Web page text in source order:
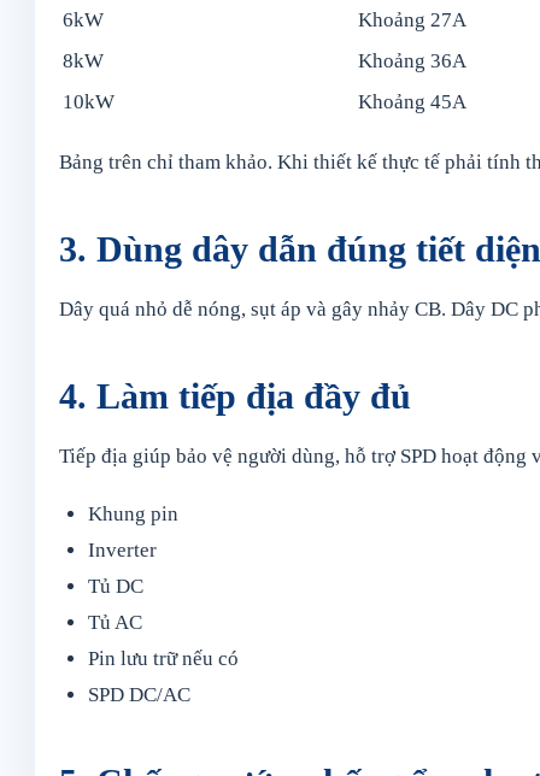
6kW
Khoảng 27A
8kW
Khoảng 36A
10kW
Khoảng 45A
Bảng trên chỉ tham khảo. Khi thiết kế thực tế phải tính
3. Dùng dây dẫn đúng tiết diện
Dây quá nhỏ dễ nóng, sụt áp và gây nhảy CB. Dây DC
4. Làm tiếp địa đầy đủ
Tiếp địa giúp bảo vệ người dùng, hỗ trợ SPD hoạt
Khung pin
Inverter
Tủ DC
Tủ AC
Pin lưu trữ nếu có
SPD DC/AC